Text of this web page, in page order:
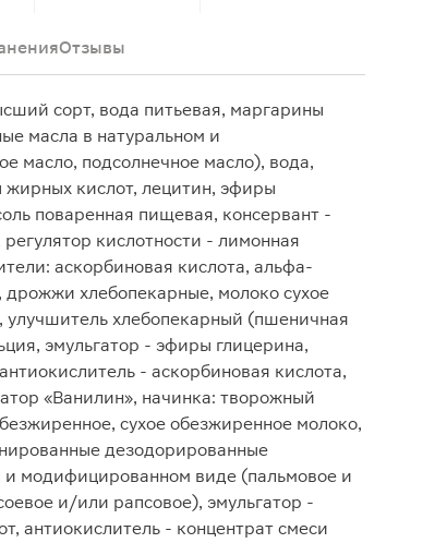
Отзывы
сорт, вода питьевая, маргарины
масла в натуральном и
масло, подсолнечное масло), вода,
кислот, лецитин, эфиры
поваренная пищевая, консервант -
кислотности - лимонная
аскорбиновая кислота, альфа-
хлебопекарные, молоко сухое
улучшитель хлебопекарный (пшеничная
эмульгатор - эфиры глицерина,
- аскорбиновая кислота,
«Ванилин», начинка: творожный
сухое обезжиренное молоко,
дезодорированные
и модифицированном виде (пальмовое и
и/или рапсовое), эмульгатор -
антиокислитель - концентрат смеси